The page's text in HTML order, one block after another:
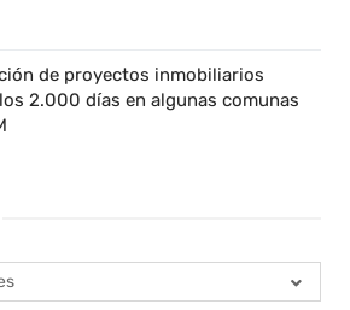
de proyectos inmobiliarios
2.000 días en algunas comunas